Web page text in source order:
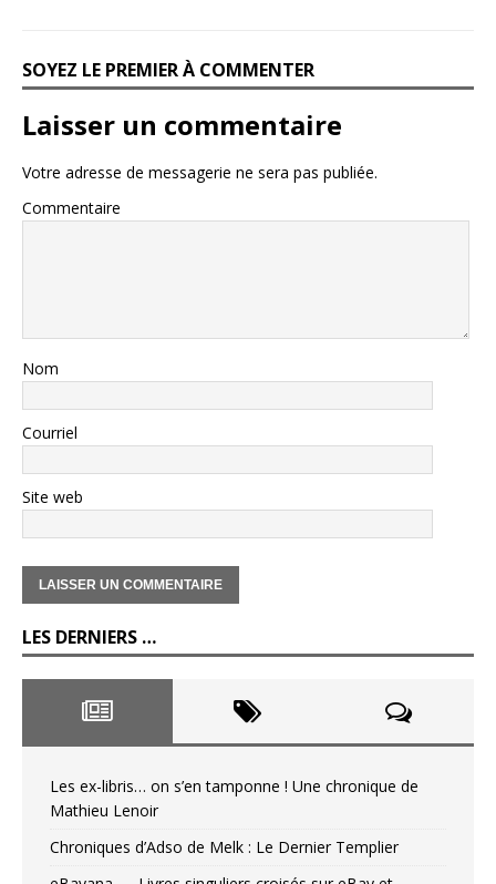
SOYEZ LE PREMIER À COMMENTER
Laisser un commentaire
Votre adresse de messagerie ne sera pas publiée.
Commentaire
Nom
Courriel
Site web
LES DERNIERS …
Les ex-libris… on s’en tamponne ! Une chronique de
Mathieu Lenoir
Chroniques d’Adso de Melk : Le Dernier Templier